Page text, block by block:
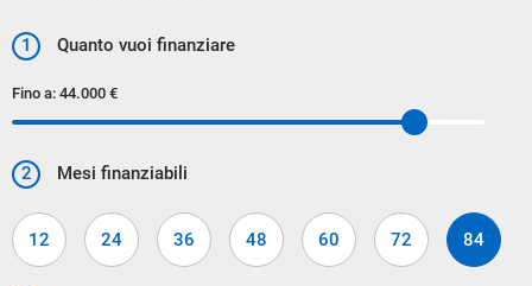
Ipt/immatricolazioni esclusi
1 Quanto vuoi finanziare
Fino a: 44.000 €
2 Mesi finanziabili
12 24 36 48 60 72 84